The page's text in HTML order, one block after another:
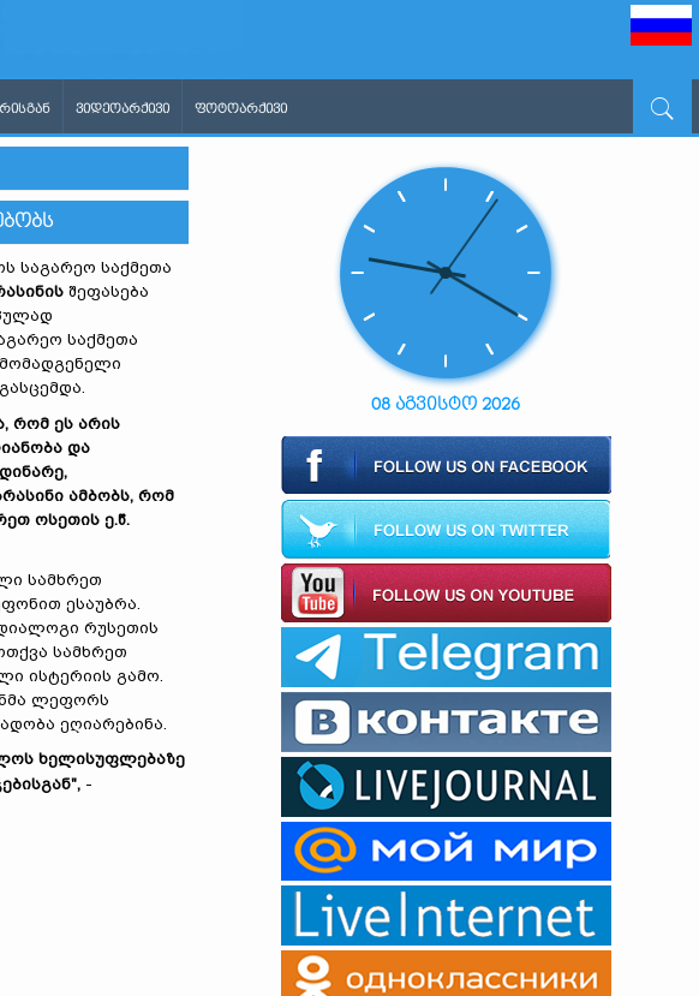
ᲕᲘᲓᲔᲝᲐᲠᲥᲘᲕᲘ ᲤᲝᲢᲝᲐᲠᲥᲘᲕᲘ
საგარეო საქმეთა
შეფასება
საქმეთა
, რომ ეს არის
და
,
ამბობს, რომ
ოსეთის ე.წ.
სამხრეთ
ესაუბრა.
რუსეთის
სამხრეთ
ისტერიის გამო.
ლეფორს
ეღიარებინა.
ხელისუფლებაზე
-
08 აგვისტო 2026